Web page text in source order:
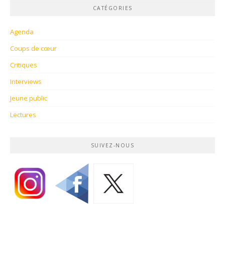
CATÉGORIES
Agenda
Coups de cœur
Critiques
Interviews
Jeune public
Lectures
SUIVEZ-NOUS